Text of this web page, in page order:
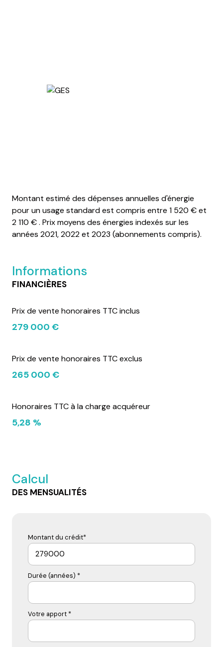
Montant estimé des dépenses annuelles d'énergie
pour un usage standard est compris entre 1 520 € et
2 110 € . Prix moyens des énergies indexés sur les
années 2021, 2022 et 2023 (abonnements compris).
Informations
FINANCIÈRES
Prix de vente honoraires TTC inclus
279 000 €
Prix de vente honoraires TTC exclus
265 000 €
Honoraires TTC à la charge acquéreur
5,28 %
Calcul
DES MENSUALITÉS
Montant du crédit*
Durée (années) *
Votre apport *